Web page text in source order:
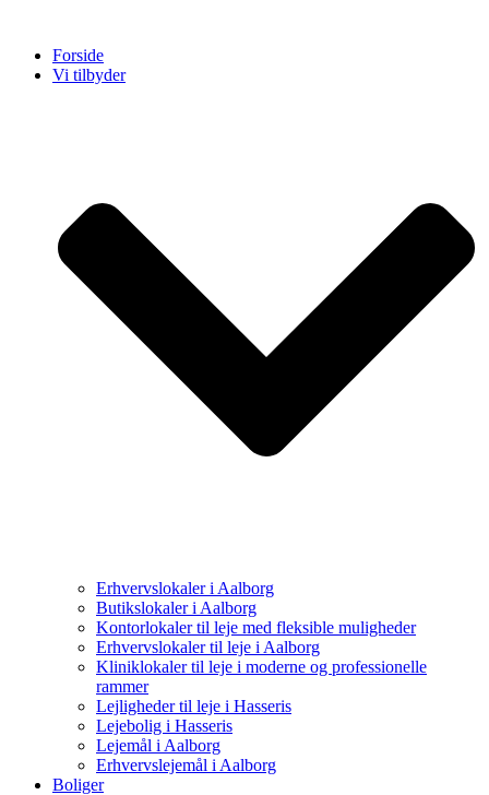
indholdForside
Vi tilbyder
Erhvervslokaler i Aalborg
Butikslokaler i Aalborg
Kontorlokaler til leje med fleksible muligheder
Erhvervslokaler til leje i Aalborg
Kliniklokaler til leje i moderne og professionelle
rammer
Lejligheder til leje i Hasseris
Lejebolig i Hasseris
Lejemål i Aalborg
Erhvervslejemål i Aalborg
Boliger